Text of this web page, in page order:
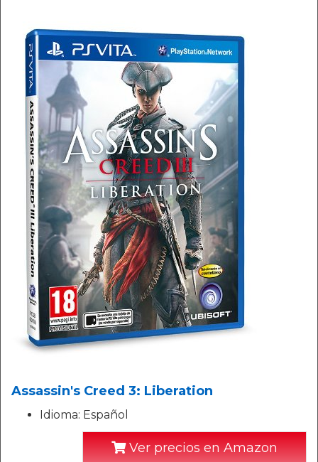
Assassin's Creed 3: Liberation
Idioma: Español
Ver precios en Amazon